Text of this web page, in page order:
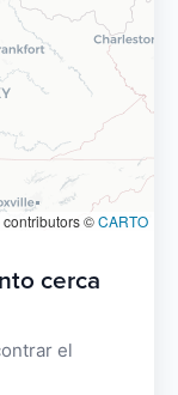
contributors ©CARTO
cerca
el